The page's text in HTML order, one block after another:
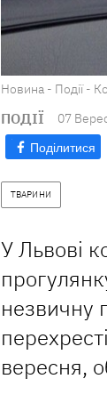
Новина - Події -
ПОДІЇ 07
Поділитися
ТВАРИНИ
У Львові
незвичну
вересня,